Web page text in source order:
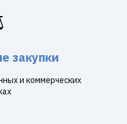
закупки
и коммерческих